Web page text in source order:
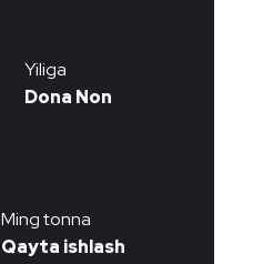
Yiliga
Dona Non
Ming tonna
Qayta ishlash